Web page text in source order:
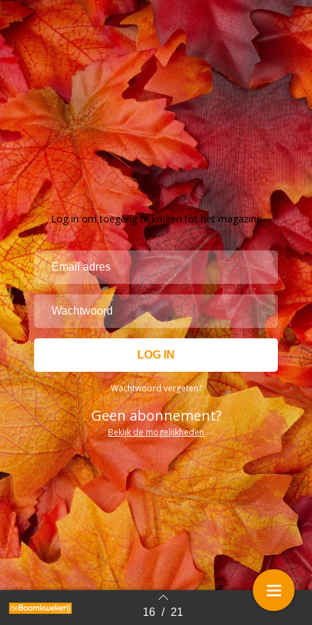
Terug naar overzicht 16 / 21
Log in om toegang te krijgen tot het magazine
Wachtwoord vergeten?
Geen abonnement?
Bekijk de mogelijkheden